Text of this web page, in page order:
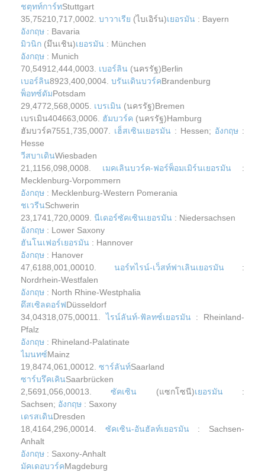
ชตุทท์การ์ทStuttgart
35,75210,717,0002. บาวาเรีย (ไบเอิร์น)เยอรมัน : Bayern
อังกฤษ : Bavaria
มิวนิก (มึนเชิน)เยอรมัน : München
อังกฤษ : Munich
70,54912,444,0003. เบอร์ลิน (นครรัฐ)Berlin
เบอร์ลิน8923,400,0004. บรันเดินบวร์คBrandenburg
พ็อทซ์ดัมPotsdam
29,4772,568,0005. เบรเมิน (นครรัฐ)Bremen
เบรเมิน404663,0006. ฮัมบวร์ค (นครรัฐ)Hamburg
ฮัมบวร์ค7551,735,0007. เฮ็สเซินเยอรมัน : Hessen; อังกฤษ :
Hesse
วีสบาเดินWiesbaden
21,1156,098,0008. เมคเลินบวร์ค-ฟอร์พ็อมเมิร์นเยอรมัน :
Mecklenburg-Vorpommern
อังกฤษ : Mecklenburg-Western Pomerania
ชเวรีนSchwerin
23,1741,720,0009. นีเดอร์ซัคเซินเยอรมัน : Niedersachsen
อังกฤษ : Lower Saxony
ฮันโนเฟอร์เยอรมัน : Hannover
อังกฤษ : Hanover
47,6188,001,00010. นอร์ทไรน์-เว็สท์ฟาเลินเยอรมัน :
Nordrhein-Westfalen
อังกฤษ : North Rhine-Westphalia
ดึสเซิลดอร์ฟDüsseldorf
34,04318,075,00011.ไรน์ลันท์-ฟัลทซ์เยอรมัน : Rheinland-
Pfalz
อังกฤษ : Rhineland-Palatinate
ไมนทซ์Mainz
19,8474,061,00012. ซาร์ลันท์Saarland
ซาร์บรึคเคินSaarbrücken
2,5691,056,00013.ซัคเซิน (แซกโซนี)เยอรมัน :
Sachsen; อังกฤษ : Saxony
เดรสเดินDresden
18,4164,296,00014. ซัคเซิน-อันฮัลท์เยอรมัน : Sachsen-
Anhalt
อังกฤษ : Saxony-Anhalt
มัคเดอบวร์คMagdeburg